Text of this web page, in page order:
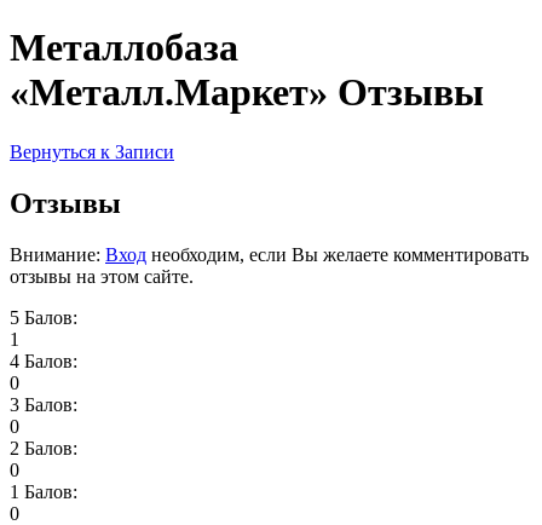
Металлобаза
«Металл.Маркет» Отзывы
Вернуться к Записи
Отзывы
Внимание: Вход необходим, если Вы желаете комментировать
отзывы на этом сайте.
5 Балов:
1
4 Балов:
0
3 Балов:
0
2 Балов:
0
1 Балов:
0